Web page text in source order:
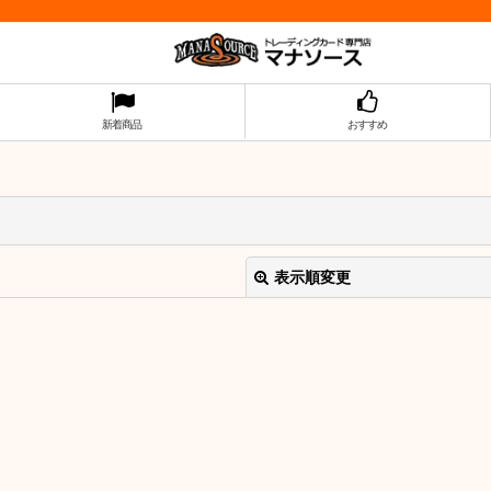
新着商品 おすすめ
表示順変更